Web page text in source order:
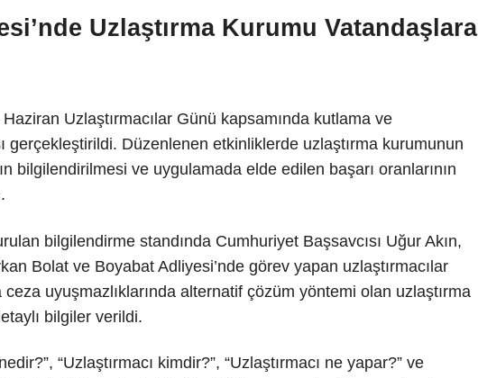
Uzlaştırma Kurumu Vatandaşlara
Uzlaştırmacılar Günü kapsamında kutlama ve
gerçekleştirildi. Düzenlenen etkinliklerde uzlaştırma kurumunun
bilgilendirilmesi ve uygulamada elde edilen başarı oranlarının
bilgilendirme standında Cumhuriyet Başsavcısı Uğur Akın,
Bolat ve Boyabat Adliyesi’nde görev yapan uzlaştırmacılar
uyuşmazlıklarında alternatif çözüm yöntemi olan uzlaştırma
bilgiler verildi.
“Uzlaştırmacı kimdir?”, “Uzlaştırmacı ne yapar?” ve